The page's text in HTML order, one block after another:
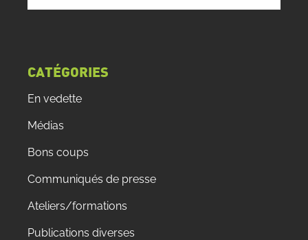
CATÉGORIES
En vedette
Médias
Bons coups
Communiqués de presse
Ateliers/formations
Publications diverses